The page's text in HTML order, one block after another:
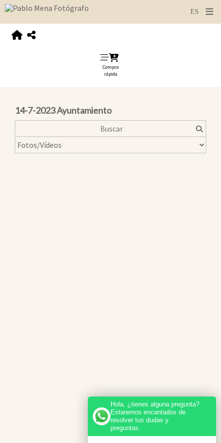
Compra
rápida
14-7-2023 Ayuntamiento
Hola, ¿tienes alguna pregunta?
Estaremos encantados de
resolver tus dudas y
preguntas.